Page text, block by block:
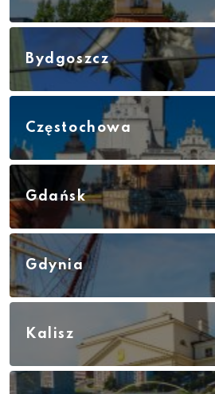
Bydgoszcz
Częstochowa
Gdańsk
Gdynia
Kalisz